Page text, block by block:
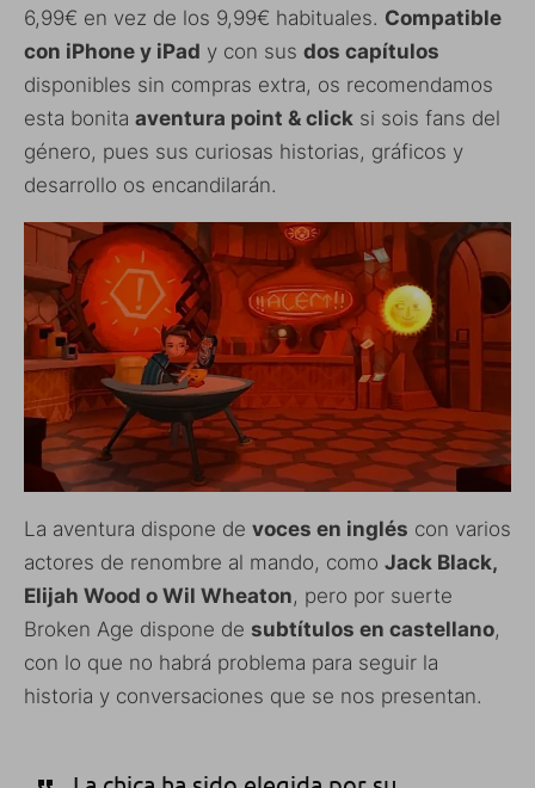
6,99€ en vez de los 9,99€ habituales. Compatible
con iPhone y iPad y con sus dos capítulos
disponibles sin compras extra, os recomendamos
esta bonita aventura point & click si sois fans del
género, pues sus curiosas historias, gráficos y
desarrollo os encandilarán.
La aventura dispone de voces en inglés con varios
actores de renombre al mando, como Jack Black,
Elijah Wood o Wil Wheaton, pero por suerte
Broken Age dispone de subtítulos en castellano,
con lo que no habrá problema para seguir la
historia y conversaciones que se nos presentan.